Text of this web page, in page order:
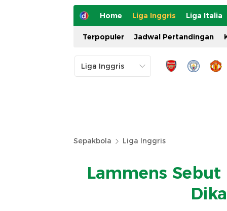
Home Liga Inggris Liga Italia
Terpopuler Jadwal Pertandingan
Sepakbola Liga Inggris
Lammens Sebut